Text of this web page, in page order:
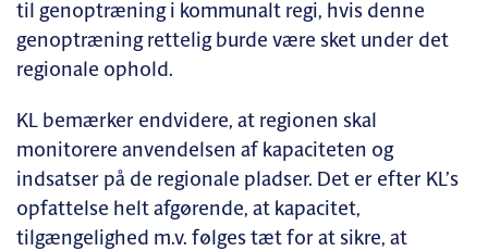
til genoptræning i kommunalt regi, hvis denne
genoptræning rettelig burde være sket under det
regionale ophold.
KL bemærker endvidere, at regionen skal
monitorere anvendelsen af kapaciteten og
indsatser på de regionale pladser. Det er efter KL’s
opfattelse helt afgørende, at kapacitet,
tilgængelighed m.v. følges tæt for at sikre, at